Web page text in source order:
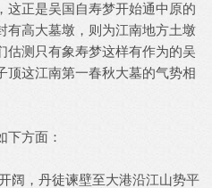
这正是吴国自寿梦开始通中原的
有高大墓墩，则为江南地方土墩
估测只有象寿梦这样有作为的吴
顶这江南第一春秋大墓的气势相
下方面：
阔，丹徒谏壁至大港沿江山势平